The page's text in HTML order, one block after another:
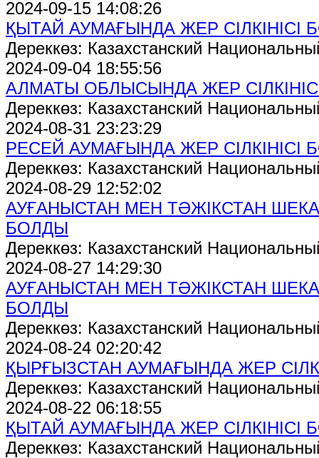
2024-09-15 14:08:26
ҚЫТАЙ АУМАҒЫНДА ЖЕР СІЛКІНІСІ
Дереккөз: Казахстанский
2024-09-04 18:55:56
АЛМАТЫ ОБЛЫСЫНДА ЖЕР
Дереккөз: Казахстанский
2024-08-31 23:23:29
РЕСЕЙ АУМАҒЫНДА ЖЕР СІЛКІНІСІ
Дереккөз: Казахстанский
2024-08-29 12:52:02
АУҒАНЫСТАН МЕН ТӘЖІКСТАН
БОЛДЫ
Дереккөз: Казахстанский
2024-08-27 14:29:30
АУҒАНЫСТАН МЕН ТӘЖІКСТАН
БОЛДЫ
Дереккөз: Казахстанский
2024-08-24 02:20:42
ҚЫРҒЫЗСТАН АУМАҒЫНДА ЖЕР
Дереккөз: Казахстанский
2024-08-22 06:18:55
ҚЫТАЙ АУМАҒЫНДА ЖЕР СІЛКІНІСІ
Дереккөз: Казахстанский